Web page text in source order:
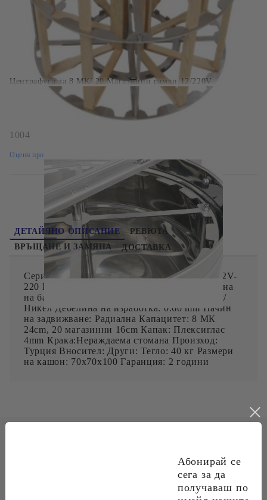
Центрафуга за 8 МК/ 20 Магазинни рамки 12/220V
БЪРЗА ПОРЪЧКА БЕЗ РЕГИСТРАЦИЯ
Ние ще се свържем с вас в рамките на работния ден.
1004
Оцени продукта
ДЕТАЙЛНО ОПИСАНИЕ
РЕВЮТА
ВРЪЩАНЕ И ЗАМЯНА
ДОСТАВКА
Серия: Лукс Мощност на двигателя:140W, 12V-
220 Полуавтоматична Размер: 63 cm Височина
на барабан: 85 cm Изработка: AISI 304 Хром/
Никел Дебелина на изработка: 0.60 mm Начин
на задвижване: Радиална Капацитет: 8 МК
24cm, 20 магазинни 16cm Капак: Плексиглас
4mm Крака:Нераждаема стомана Произход:
Турция Вносител: Други: Тегло: 40 кг Размери
на кашон: 70x70x100 Гаранция: 2 години
НАЙ-ПРОДАВАНИАбонирай се
сега за да
получаваш по